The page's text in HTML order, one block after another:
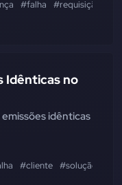
#falha #requisição
Idênticas no
idênticas
#cliente #solução